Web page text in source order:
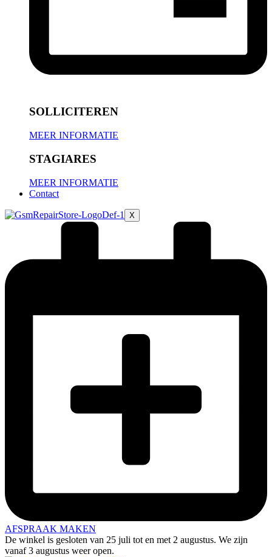
SOLLICITEREN
MEER INFORMATIE
STAGIARES
MEER INFORMATIE
Contact
X
AFSPRAAK MAKEN
De winkel is gesloten van 25 juli tot en met 2 augustus. We zijn
vanaf 3 augustus weer open.